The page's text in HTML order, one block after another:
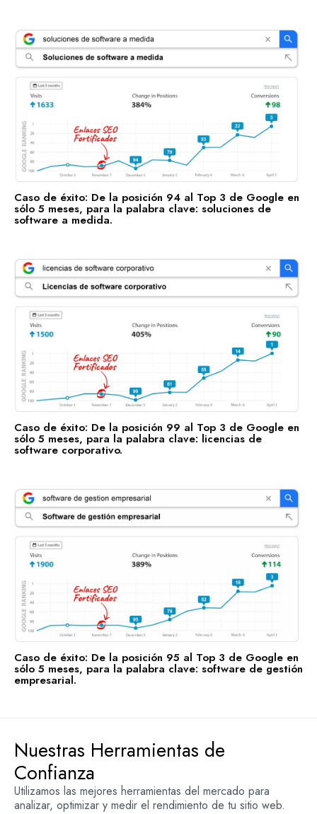
Caso de éxito: De la posición 94 al Top 3 de Google en
sólo 5 meses, para la palabra clave: soluciones de
software a medida.
Caso de éxito: De la posición 99 al Top 3 de Google en
sólo 5 meses, para la palabra clave: licencias de
software corporativo.
Caso de éxito: De la posición 95 al Top 3 de Google en
sólo 5 meses, para la palabra clave: software de gestión
empresarial.
Nuestras Herramientas de
Confianza
Utilizamos las mejores herramientas del mercado para
analizar, optimizar y medir el rendimiento de tu sitio web.